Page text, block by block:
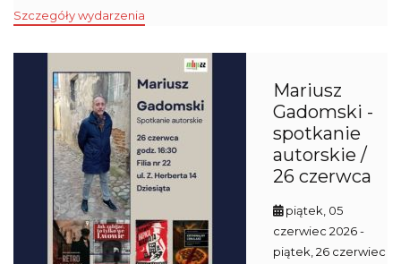
Szczegóły wydarzenia
Mariusz
Gadomski -
spotkanie
autorskie /
26 czerwca
piątek, 05
czerwiec 2026-
piątek, 26 czerwiec